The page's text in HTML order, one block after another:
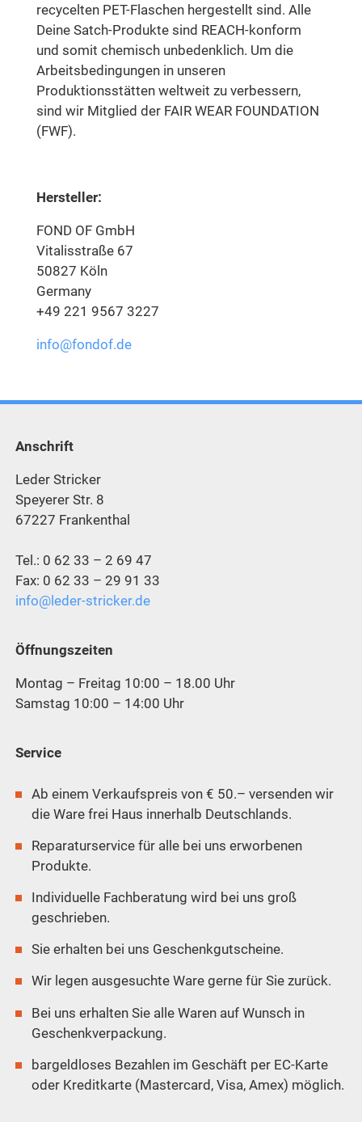
recycelten PET-Flaschen hergestellt sind. Alle
Deine Satch-Produkte sind REACH-konform
und somit chemisch unbedenklich. Um die
Arbeitsbedingungen in unseren
Produktionsstätten weltweit zu verbessern,
sind wir Mitglied der FAIR WEAR FOUNDATION
(FWF).
Hersteller:
FOND OF GmbH
Vitalisstraße 67
50827 Köln
Germany
+49 221 9567 3227
info@fondof.de
Anschrift
Leder Stricker
Speyerer Str. 8
67227 Frankenthal
Tel.: 0 62 33 – 2 69 47
Fax: 0 62 33 – 29 91 33
info@leder-stricker.de
Öffnungszeiten
Montag – Freitag 10:00 – 18.00 Uhr
Samstag 10:00 – 14:00 Uhr
Service
Ab einem Verkaufspreis von € 50.– versenden wir
die Ware frei Haus innerhalb Deutschlands.
Reparaturservice für alle bei uns erworbenen
Produkte.
Individuelle Fachberatung wird bei uns groß
geschrieben.
Sie erhalten bei uns Geschenkgutscheine.
Wir legen ausgesuchte Ware gerne für Sie zurück.
Bei uns erhalten Sie alle Waren auf Wunsch in
Geschenkverpackung.
bargeldloses Bezahlen im Geschäft per EC-Karte
oder Kreditkarte (Mastercard, Visa, Amex) möglich.